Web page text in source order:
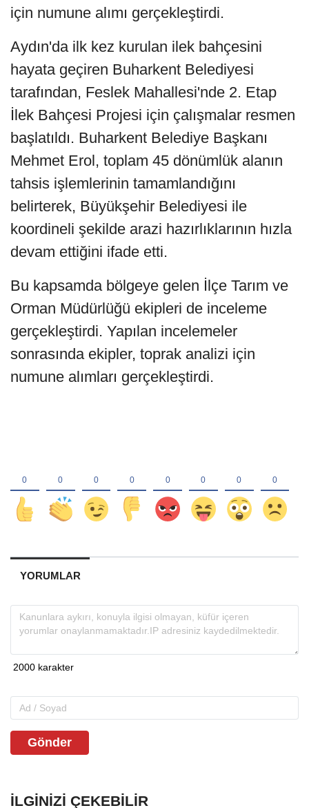
için numune alımı gerçekleştirdi.
Aydın'da ilk kez kurulan ilek bahçesini
hayata geçiren Buharkent Belediyesi
tarafından, Feslek Mahallesi'nde 2. Etap
İlek Bahçesi Projesi için çalışmalar resmen
başlatıldı. Buharkent Belediye Başkanı
Mehmet Erol, toplam 45 dönümlük alanın
tahsis işlemlerinin tamamlandığını
belirterek, Büyükşehir Belediyesi ile
koordineli şekilde arazi hazırlıklarının hızla
devam ettiğini ifade etti.
Bu kapsamda bölgeye gelen İlçe Tarım ve
Orman Müdürlüğü ekipleri de inceleme
gerçekleştirdi. Yapılan incelemeler
sonrasında ekipler, toprak analizi için
numune alımları gerçekleştirdi.
YORUMLAR
Gönder
İLGINIZI ÇEKEBILIR